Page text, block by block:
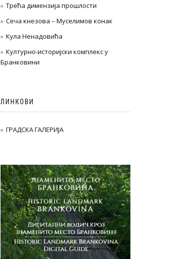
Трећа димензија прошлости
Сеча кнезова – Муселимов конак
Кула Ненадовића
Културно-историјски комплекс у
Бранковини
ЛИНКОВИ
ГРАДСКА ГАЛЕРИЈА